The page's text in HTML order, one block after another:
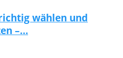
wählen und
–…